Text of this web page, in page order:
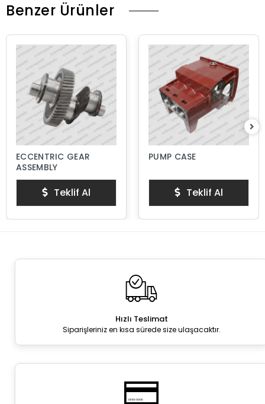
Benzer Ürünler
ECCENTRIC GEAR
ASSEMBLY
Teklif Al
PUMP CASE
Teklif Al
Hızlı Teslimat
Siparişleriniz en kısa sürede size ulaşacaktır.